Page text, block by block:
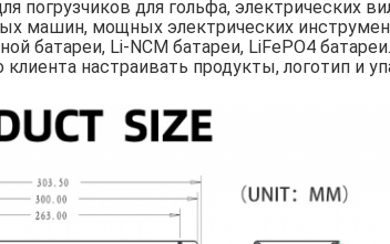
погрузчиков для гольфа, электрических
машин, мощных электрических
батареи, Li-NCM батареи, LiFePO4
настраивать продукты, логотип и